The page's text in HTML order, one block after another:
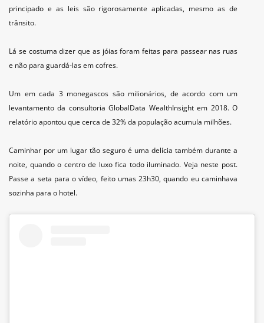
principado e as leis são rigorosamente aplicadas, mesmo as de
trânsito.
Lá se costuma dizer que as jóias foram feitas para passear nas ruas
e não para guardá-las em cofres.
Um em cada 3 monegascos são milionários, de acordo com um
levantamento da consultoria GlobalData WealthInsight em 2018. O
relatório apontou que cerca de 32% da população acumula milhões.
Caminhar por um lugar tão seguro é uma delícia também durante a
noite, quando o centro de luxo fica todo iluminado. Veja neste post.
Passe a seta para o vídeo, feito umas 23h30, quando eu caminhava
sozinha para o hotel.